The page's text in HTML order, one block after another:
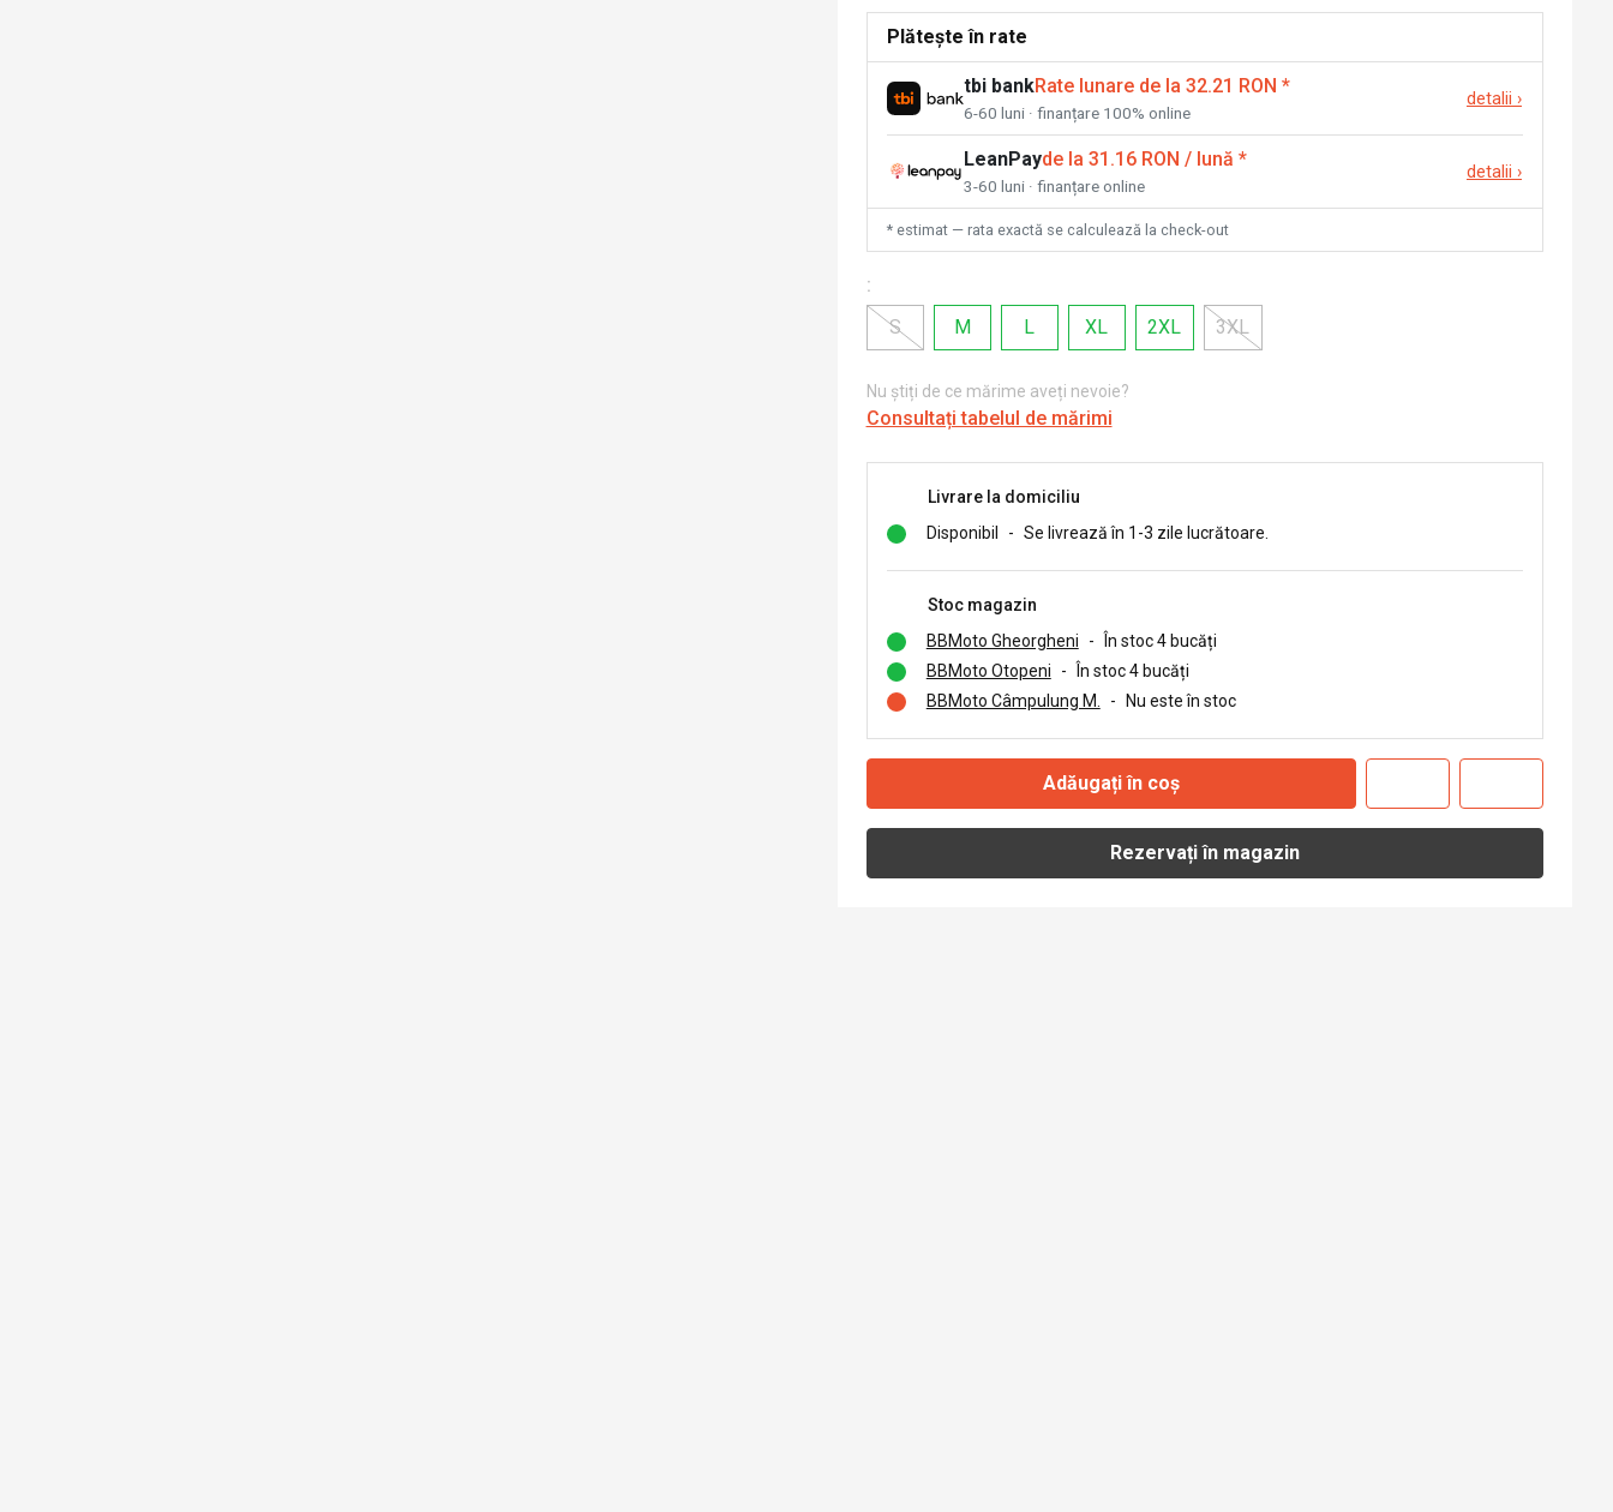
Plătește în rate
tbi bankRate lunare de la 32.21 RON *
6-60 luni · finanțare 100% online
detalii ›
LeanPayde la 31.16 RON / lună *
3-60 luni · finanțare online
detalii ›
* estimat — rata exactă se calculează la check-out
:
S
M L XL 2XL 3XL
Nu știți de ce mărime aveți nevoie?
Consultați tabelul de mărimi
Livrare la domiciliu
Disponibil
- Se livrează în 1-3 zile lucrătoare.
Stoc magazin
BBMoto Gheorgheni
-
În stoc 4 bucăți
BBMoto Otopeni
-
În stoc 4 bucăți
BBMoto Câmpulung M.
- Nu este în stoc
Adăugați în coș
Rezervați în magazin